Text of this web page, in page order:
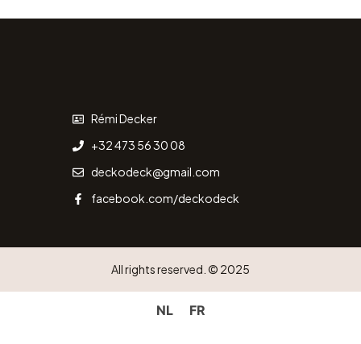
Rémi Decker
+32 473 56 30 08
deckodeck@gmail.com
facebook.com/deckodeck
All rights reserved. © 2025
NL FR